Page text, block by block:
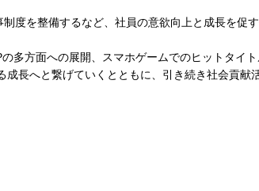
度を整備するなど、社員の意欲向上と成長を促す
多方面への展開、スマホゲームでのヒットタイト
長へと繋げていくとともに、引き続き社会貢献